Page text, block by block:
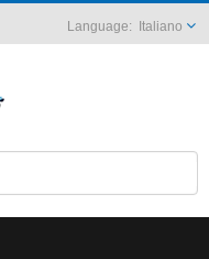
Italiano